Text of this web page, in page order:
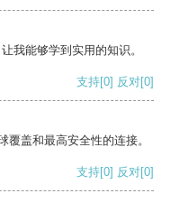
我能够学到实用的知识。
支持[0] 反对[0]
盖和最高安全性的连接。
支持[0] 反对[0]